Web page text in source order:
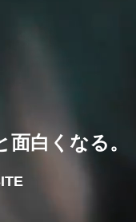
白くなる。